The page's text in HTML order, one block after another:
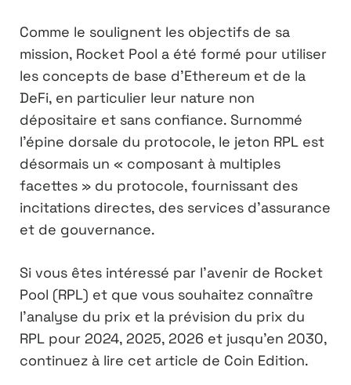
Comme le soulignent les objectifs de sa
mission, Rocket Pool a été formé pour utiliser
les concepts de base d’Ethereum et de la
DeFi, en particulier leur nature non
dépositaire et sans confiance. Surnommé
l’épine dorsale du protocole, le jeton RPL est
désormais un « composant à multiples
facettes » du protocole, fournissant des
incitations directes, des services d’assurance
et de gouvernance.
Si vous êtes intéressé par l’avenir de Rocket
Pool (RPL) et que vous souhaitez connaître
l’analyse du prix et la prévision du prix du
RPL pour 2024, 2025, 2026 et jusqu’en 2030,
continuez à lire cet article de Coin Edition.